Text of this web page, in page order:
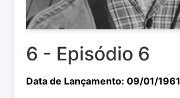
6 - Episódio 6
Data de Lançamento: 09/01/1961